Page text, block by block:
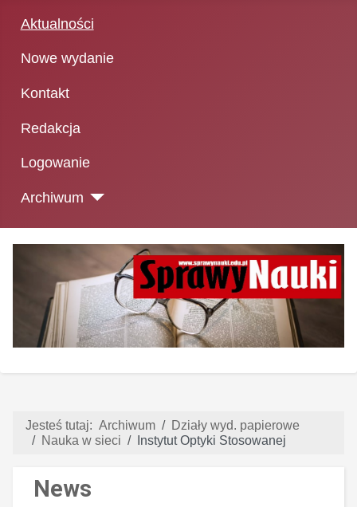
Aktualności
Nowe wydanie
Kontakt
Redakcja
Logowanie
Archiwum
Jesteś tutaj: Archiwum
Działy wyd. papierowe
Nauka w sieci
Instytut Optyki Stosowanej
News